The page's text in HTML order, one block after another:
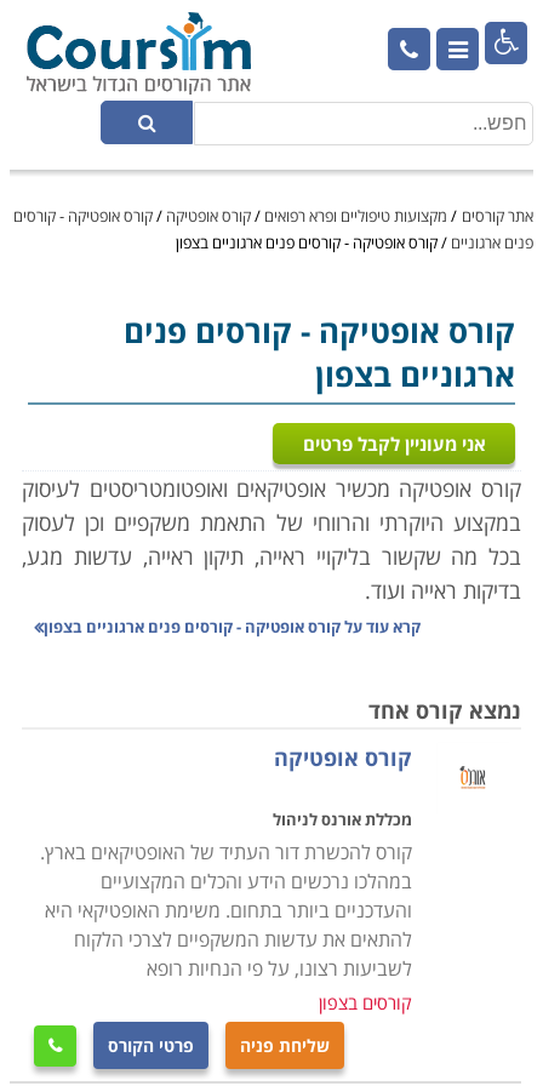

אתר קורסים / מקצועות טיפוליים ופרא רפואים /קורס אופטיקה /קורס אופטיקה - קורסים
פנים ארגוניים /קורס אופטיקה - קורסים פנים ארגוניים בצפון
קורס אופטיקה - קורסים פנים
ארגוניים בצפון
אני מעוניין לקבל פרטים
קורס אופטיקה מכשיר אופטיקאים ואופטומטריסטים לעיסוק
במקצוע היוקרתי והרווחי של התאמת משקפיים וכן לעסוק
בכל מה שקשור בליקויי ראייה, תיקון ראייה, עדשות מגע,
בדיקות ראייה ועוד.
אלה הפכו לנגישים וזולים יותר לרכישה על ידי קהל קצרי
הרואי. אם בעבר היה קושי ברכישת משקפיים העונים בדיוק
על הצרכים של האדם קצר הרואי, הרי שהיום האמצעים
הטכנולוגים העומדים לרשותו של בעל המקצוע מאפשרים
לו לתת מענה הולם ולמעלה מזה לכל לקוח ולכל סוג של
בעיה, ובמחיר השווה לכל נפש, כזה שניתן לעמוד בו ביתר
תכני הלימודים כוללים ידע נרחב בפיזיקה: תורת האור,
החזרי אור, מדידות שונות, מראות, סוגי עדשות, סוגי עיניים
ואישונים, מערכת הראייה, תיקון ראייה, שיקולי פזילה,
קרא עוד עלקורס אופטיקה - קורסים פנים ארגוניים בצפון
נמצא קורס אחד
קורס אופטיקה
מכללת אורנס לניהול
קורס להכשרת דור העתיד של האופטיקאים בארץ.
במהלכו נרכשים הידע והכלים המקצועיים
והעדכניים ביותר בתחום. משימת האופטיקאי היא
להתאים את עדשות המשקפיים לצרכי הלקוח
לשביעות רצונו, על פי הנחיות רופא
קורסים בצפון
שליחת פניה פרטי הקורס 